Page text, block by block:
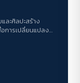
ละศิลปะสร้าง
การเปลี่ยนแปลง